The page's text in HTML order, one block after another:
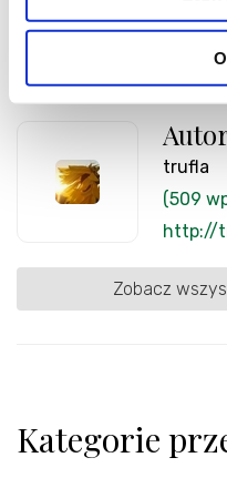
trufla
(509
http://
Zobacz
Kategorie